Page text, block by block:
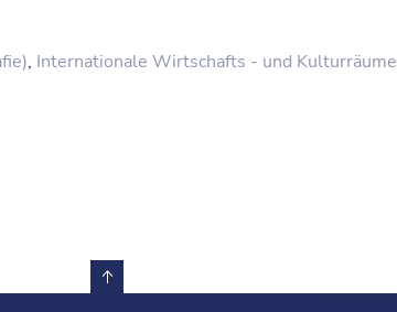
, Internationale Wirtschafts - und Kulturräume